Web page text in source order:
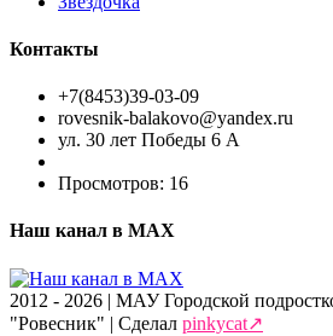
Контакты
+7(8453)39-03-09
rovesnik-balakovo@yandex.ru
ул. 30 лет Победы 6 А
Просмотров: 16
Наш канал в МАХ
2012 - 2026 | МАУ Городской
"Ровесник" | Сделал pinkycat↗